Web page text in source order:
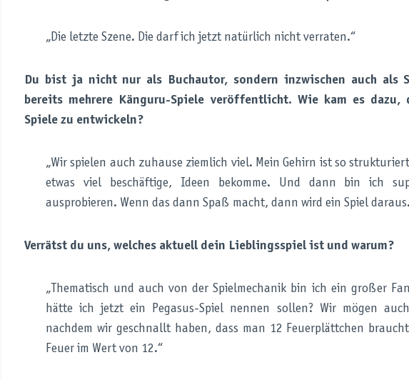
„Die letzte Szene. Die darf ich jetzt natürlich nicht verraten.“
Du bist ja nicht nur als Buchautor, sondern inzwischen auch als
bereits mehrere Känguru-Spiele veröffentlicht. Wie kam es dazu,
Spiele zu entwickeln?
„Wir spielen auch zuhause ziemlich viel. Mein Gehirn ist so
etwas viel beschäftige, Ideen bekomme. Und dann bin ich
ausprobieren. Wenn das dann Spaß macht, dann wird ein Spiel
Verrätst du uns, welches aktuell dein Lieblingsspiel ist und warum?
„Thematisch und auch von der Spielmechanik bin ich ein großer
hätte ich jetzt ein Pegasus-Spiel nennen sollen? Wir mögen
nachdem wir geschnallt haben, dass man 12 Feuerplättchen
Feuer im Wert von 12.“